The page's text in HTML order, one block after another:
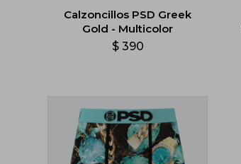
Calzoncillos PSD Greek
Gold - Multicolor
$ 390